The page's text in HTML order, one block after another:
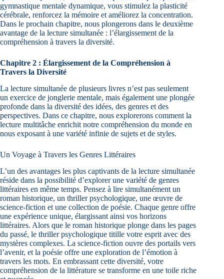
gymnastique mentale dynamique, vous stimulez la plasticité
cérébrale, renforcez la mémoire et améliorez la concentration.
Dans le prochain chapitre, nous plongerons dans le deuxième
avantage de la lecture simultanée : l’élargissement de la
compréhension à travers la diversité.
Chapitre 2 : Élargissement de la Compréhension à
Travers la Diversité
La lecture simultanée de plusieurs livres n’est pas seulement
un exercice de jonglerie mentale, mais également une plongée
profonde dans la diversité des idées, des genres et des
perspectives. Dans ce chapitre, nous explorerons comment la
lecture multitâche enrichit notre compréhension du monde en
nous exposant à une variété infinie de sujets et de styles.
Un Voyage à Travers les Genres Littéraires
L’un des avantages les plus captivants de la lecture simultanée
réside dans la possibilité d’explorer une variété de genres
littéraires en même temps. Pensez à lire simultanément un
roman historique, un thriller psychologique, une œuvre de
science-fiction et une collection de poésie. Chaque genre offre
une expérience unique, élargissant ainsi vos horizons
littéraires. Alors que le roman historique plonge dans les pages
du passé, le thriller psychologique titille votre esprit avec des
mystères complexes. La science-fiction ouvre des portails vers
l’avenir, et la poésie offre une exploration de l’émotion à
travers les mots. En embrassant cette diversité, votre
compréhension de la littérature se transforme en une toile riche